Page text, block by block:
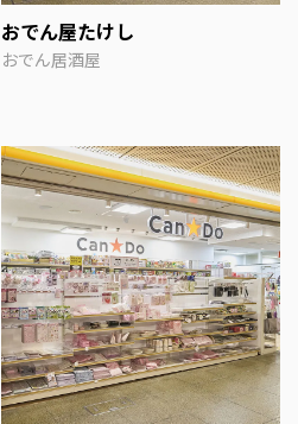
おでん屋たけし
おでん居酒屋